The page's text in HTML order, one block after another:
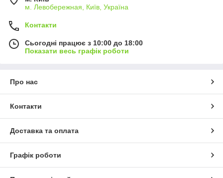
м. Левобережная, Київ, Україна
Контакти
Сьогодні працює з 10:00 до 18:00
Показати весь графік роботи
Про нас
Контакти
Доставка та оплата
Графік роботи